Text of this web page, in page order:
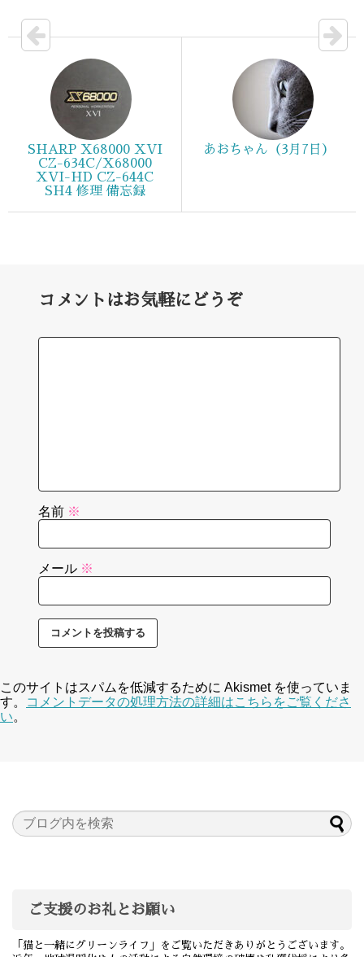
SHARP X68000 XVI
CZ-634C/X68000
XVI-HD CZ-644C
SH4 修理 備忘録
あおちゃん（3月7日）
コメントはお気軽にどうぞ
名前 ※
メール ※
このサイトはスパムを低減するために Akismet を使っていま
す。
コメントデータの処理方法の詳細はこちらをご覧くださ
い。
ご支援のお礼とお願い
「猫と一緒にグリーンライフ」をご覧いただきありがとうございます。